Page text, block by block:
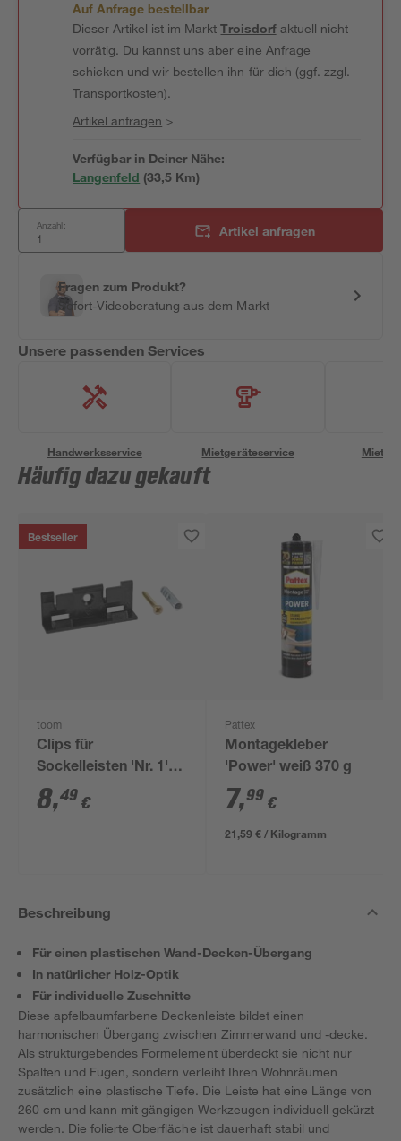
Auf Anfrage bestellbar
Dieser Artikel ist im MarktTroisdorfaktuell nicht
vorrätig. Du kannst uns aber eine Anfrage
schicken und wir bestellen ihn für dich (ggf. zzgl.
Transportkosten).
Artikel anfragen >
Verfügbar in Deiner Nähe:
Langenfeld (33,5 Km)
Anzahl: Artikel anfragen
Fragen zum Produkt?
Sofort-Videoberatung aus dem Markt
Unsere passenden Services
Handwerksservice Mietgeräteservice
Häufig dazu gekauft
Bestseller
toom
Clips für
Sockelleisten 'Nr. 1'
schwarz, 20 Stück
8,49 €
Pattex
Montagekleber
'Power' weiß 370 g
7,99 €
21,59 € / Kilogramm
Beschreibung
Für einen plastischen Wand-Decken-Übergang
In natürlicher Holz-Optik
Für individuelle Zuschnitte
Diese apfelbaumfarbene Deckenleiste bildet einen
harmonischen Übergang zwischen Zimmerwand und -decke.
Als strukturgebendes Formelement überdeckt sie nicht nur
Spalten und Fugen, sondern verleiht Ihren Wohnräumen
zusätzlich eine plastische Tiefe. Die Leiste hat eine Länge von
260 cm und kann mit gängigen Werkzeugen individuell gekürzt
werden. Die folierte Oberfläche ist dauerhaft stabil und